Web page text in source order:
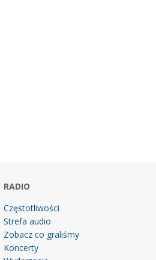
RADIO
Częstotliwości
Strefa audio
Zobacz co graliśmy
Koncerty